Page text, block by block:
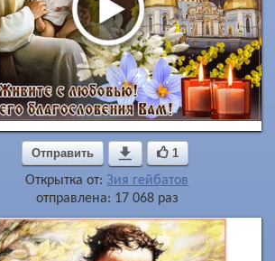
Отправить  1
Открытка от:Зия гейбатов
отправлена: 17 068 раз